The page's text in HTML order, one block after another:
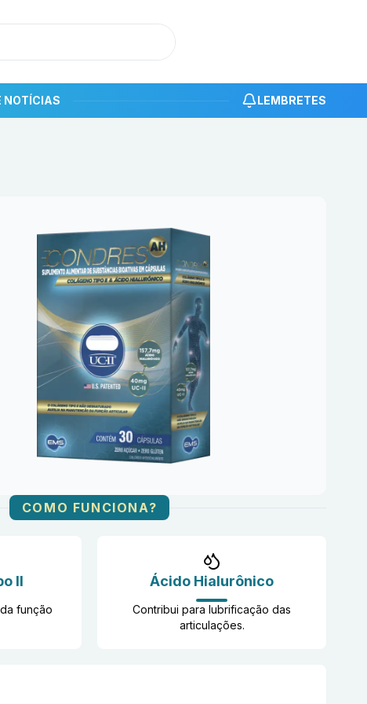
NOTÍCIAS LEMBRETES
COMO FUNCIONA?
II
função
Ácido Hialurônico
Contribui para lubrificação das
articulações​.